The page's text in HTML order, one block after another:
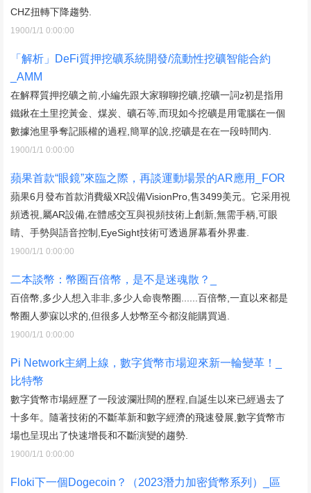
CHZ扭轉下降趨勢.
1900/1/1 0:00:00
「解析」DeFi質押挖礦系統開發/流動性挖礦智能合約
_AMM
在解釋質押挖礦之前,小編先跟大家聊聊挖礦,挖礦一詞z初是指用
鐵鍬在土里挖黃金、煤炭、礦石等,而現如今挖礦是用電腦在一個
數據池里爭奪記賬權的過程,簡單的說,挖礦是在在一段時間內.
1900/1/1 0:00:00
蘋果首款“眼鏡”來臨之際，再談運動場景的AR應用_FOR
蘋果6月發布首款消費級XR設備VisionPro,售3499美元。它采用視
頻透視,屬AR設備,在體感交互與視頻技術上創新,無需手柄,可眼
睛、手勢與語音控制,EyeSight技術可透過屏幕看外界畫.
1900/1/1 0:00:00
二本談幣：幣圈百倍幣，是不是迷魂散？_
百倍幣,多少人想入非非,多少人命喪幣圈......百倍幣,一直以來都是
幣圈人夢寐以求的,但很多人炒幣至今都沒能購買過.
1900/1/1 0:00:00
Pi Network主網上線，數字貨幣市場迎來新一輪變革！_
比特幣
數字貨幣市場經歷了一段波瀾壯闊的歷程,自誕生以來已經過去了
十多年。隨著技術的不斷革新和數字經濟的飛速發展,數字貨幣市
場也呈現出了快速增長和不斷演變的趨勢.
1900/1/1 0:00:00
Floki下一個Dogecoin？（2023潛力加密貨幣系列）_區